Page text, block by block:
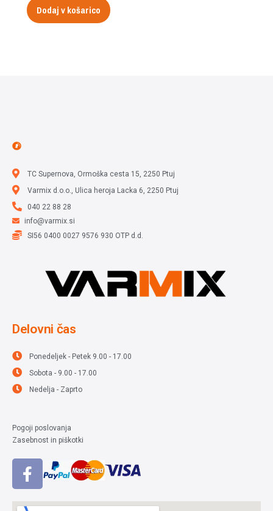
Dodaj v košarico
TC Supernova, Ormoška cesta 15, 2250 Ptuj
Varmix d.o.o., Ulica heroja Lacka 6, 2250 Ptuj
040 22 88 28
info@varmix.si
SI56 0400 0027 9576 930 OTP d.d.
Delovni čas
Ponedeljek - Petek 9.00 - 17.00
Sobota - 9.00 - 17.00
Nedelja - Zaprto
Pogoji poslovanja
Zasebnost in piškotki